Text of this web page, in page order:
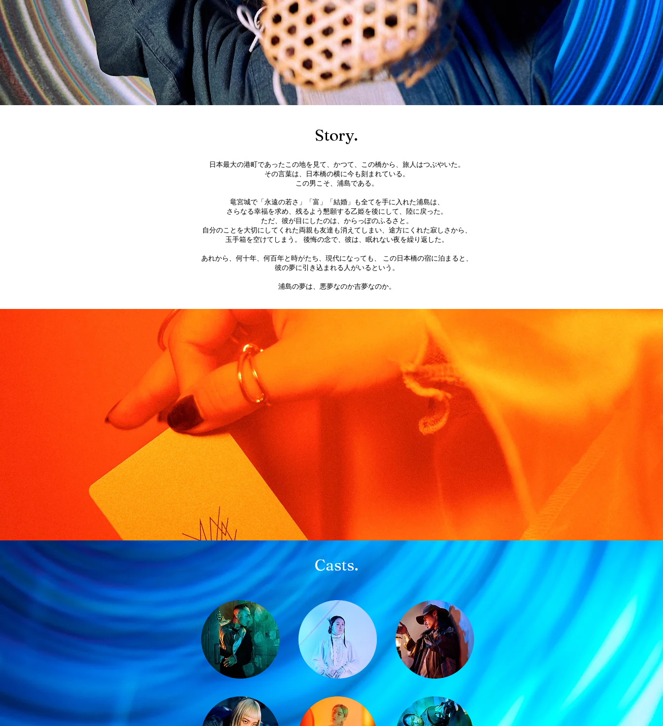
Story.
日本最大の港町であったこの地を見て、かつて、この橋から、旅人はつぶやいた。
その言葉は、日本橋の横に今も刻まれている。
この男こそ、浦島である。
⻯宮城で「永遠の若さ」「富」「結婚」も全てを手に入れた浦島は、
さらなる幸福を求め、残るよう懇願する乙姫を後にして、陸に戻った。
ただ、彼が目にしたのは、からっぽのふるさと。
自分のことを大切にしてくれた両親も友達も消えてしまい、途方にくれた寂しさから、
玉手箱を空けてしまう。 後悔の念で、彼は、眠れない夜を繰り返した。
あれから、何十年、何百年と時がたち、現代になっても、 この日本橋の宿に泊まると、
彼の夢に引き込まれる人がいるという。
浦島の夢は、悪夢なのか吉夢なのか。
Casts.